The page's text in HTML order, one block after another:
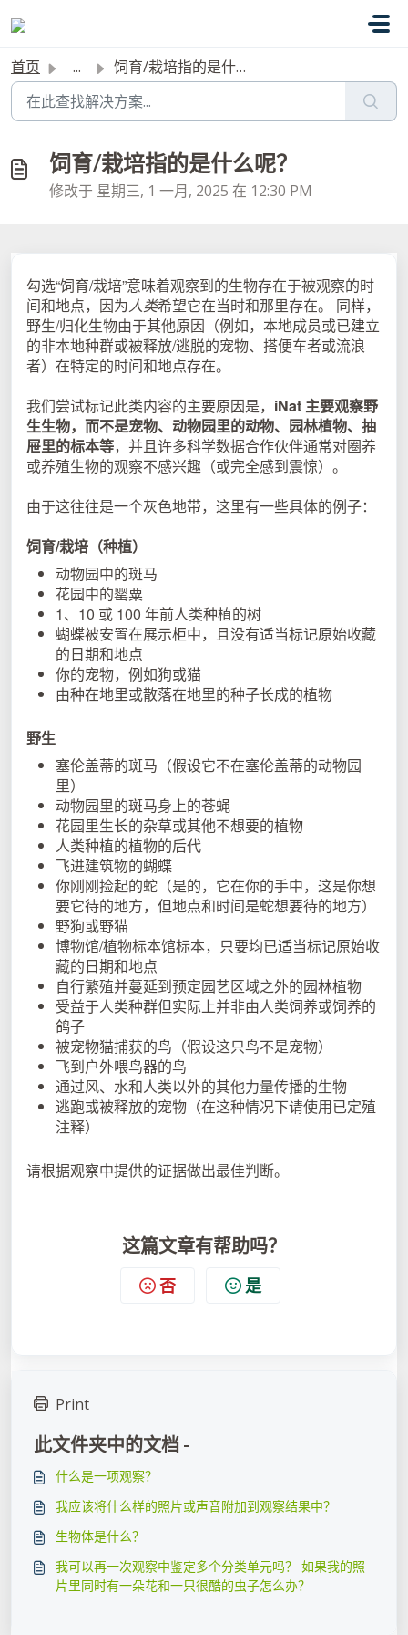
首页 ... 饲育/栽培指的是什么呢？
饲育/栽培指的是什么呢？
修改于 星期三, 1 一月, 2025 在 12:30 PM
勾选“饲育/栽培”意味着观察到的生物存在于被观察的时
间和地点，因为人类希望它在当时和那里存在。 同样，
野生/归化生物由于其他原因（例如，本地成员或已建立
的非本地种群或被释放/逃脱的宠物、搭便车者或流浪
者）在特定的时间和地点存在。
我们尝试标记此类内容的主要原因是， iNat 主要观察野
生生物，而不是宠物、动物园里的动物、园林植物、抽
屉里的标本等，并且许多科学数据合作伙伴通常对圈养
或养殖生物的观察不感兴趣（或完全感到震惊）。
由于这往往是一个灰色地带，这里有一些具体的例子：
饲育/栽培（种植）
动物园中的斑马
花园中的罂粟
1、10 或 100 年前人类种植的树
蝴蝶被安置在展示柜中，且没有适当标记原始收藏
的日期和地点
你的宠物，例如狗或猫
由种在地里或散落在地里的种子长成的植物
野生
塞伦盖蒂的斑马（假设它不在塞伦盖蒂的动物园
里）
动物园里的斑马身上的苍蝇
花园里生长的杂草或其他不想要的植物
人类种植的植物的后代
飞进建筑物的蝴蝶
你刚刚捡起的蛇（是的，它在你的手中，这是你想
要它待的地方，但地点和时间是蛇想要待的地方）
野狗或野猫
博物馆/植物标本馆标本，只要均已适当标记原始收
藏的日期和地点
自行繁殖并蔓延到预定园艺区域之外的园林植物
受益于人类种群但实际上并非由人类饲养或饲养的
鸽子
被宠物猫捕获的鸟（假设这只鸟不是宠物）
飞到户外喂鸟器的鸟
通过风、水和人类以外的其他力量传播的生物
逃跑或被释放的宠物（在这种情况下请使用已定殖
注释）
请根据观察中提供的证据做出最佳判断。
这篇文章有帮助吗？
否 是
Print
此文件夹中的文档 -
什么是一项观察？
我应该将什么样的照片或声音附加到观察结果中？
生物体是什么？
我可以再一次观察中鉴定多个分类单元吗？ 如果我的照
片里同时有一朵花和一只很酷的虫子怎么办？